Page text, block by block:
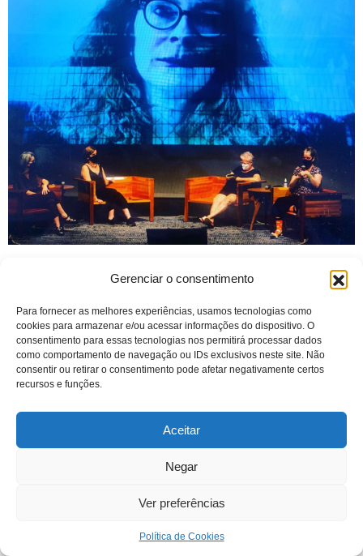
Gerenciar o consentimento
Para fornecer as melhores experiências, usamos tecnologias como
cookies para armazenar e/ou acessar informações do dispositivo. O
consentimento para essas tecnologias nos permitirá processar dados
como comportamento de navegação ou IDs exclusivos neste site. Não
consentir ou retirar o consentimento pode afetar negativamente certos
recursos e funções.
Aceitar
Negar
Ver preferências
Política de Cookies